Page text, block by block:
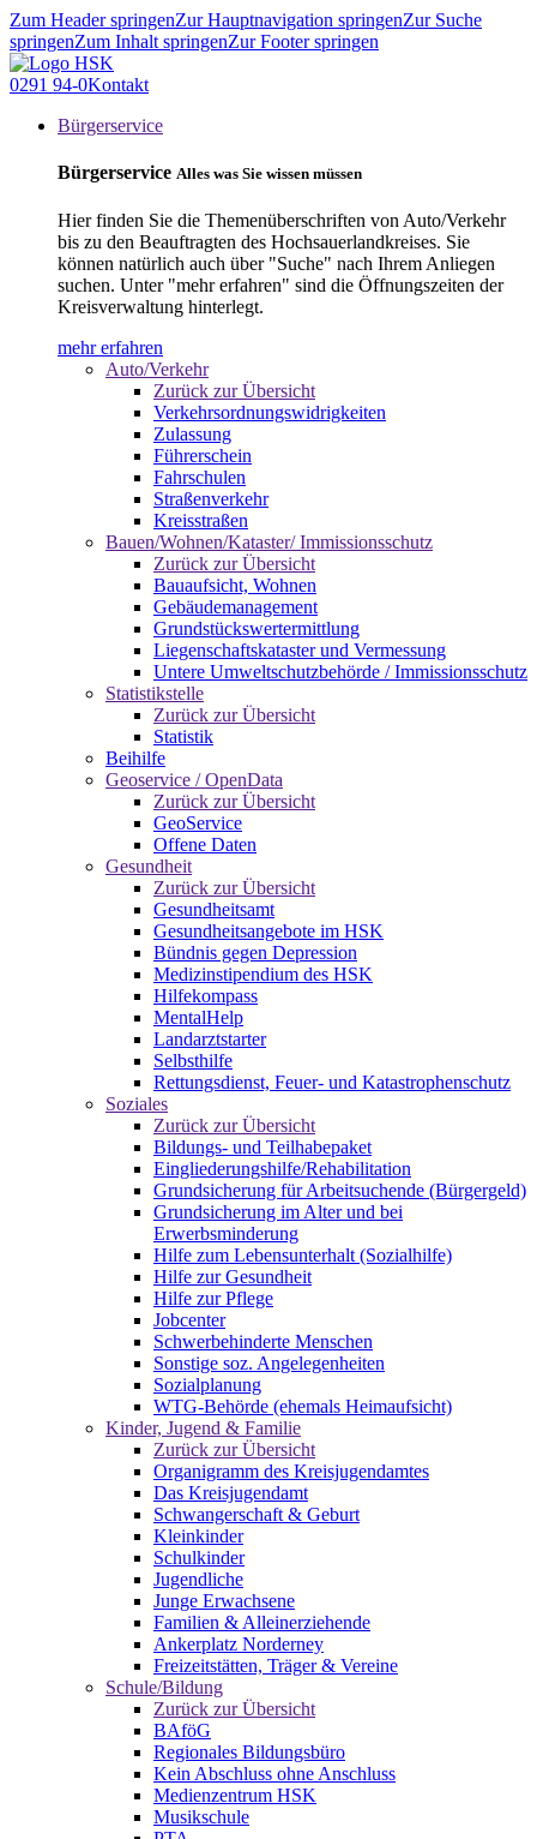
Zum Header springenZur Hauptnavigation springenZur Suche
springenZum Inhalt springenZur Footer springen
0291 94-0Kontakt
Bürgerservice
Bürgerservice Alles was Sie wissen müssen
Hier finden Sie die Themenüberschriften von Auto/Verkehr
bis zu den Beauftragten des Hochsauerlandkreises. Sie
können natürlich auch über "Suche" nach Ihrem Anliegen
suchen. Unter "mehr erfahren" sind die Öffnungszeiten der
Kreisverwaltung hinterlegt.
mehr erfahren
Auto/Verkehr
Zurück zur Übersicht
Verkehrsordnungswidrigkeiten
Zulassung
Führerschein
Fahrschulen
Straßenverkehr
Kreisstraßen
Bauen/Wohnen/Kataster/ Immissionsschutz
Zurück zur Übersicht
Bauaufsicht, Wohnen
Gebäudemanagement
Grundstückswertermittlung
Liegenschaftskataster und Vermessung
Untere Umweltschutzbehörde / Immissionsschutz
Statistikstelle
Zurück zur Übersicht
Statistik
Beihilfe
Geoservice / OpenData
Zurück zur Übersicht
GeoService
Offene Daten
Gesundheit
Zurück zur Übersicht
Gesundheitsamt
Gesundheitsangebote im HSK
Bündnis gegen Depression
Medizinstipendium des HSK
Hilfekompass
MentalHelp
Landarztstarter
Selbsthilfe
Rettungsdienst, Feuer- und Katastrophenschutz
Soziales
Zurück zur Übersicht
Bildungs- und Teilhabepaket
Eingliederungshilfe/Rehabilitation
Grundsicherung für Arbeitsuchende (Bürgergeld)
Grundsicherung im Alter und bei
Erwerbsminderung
Hilfe zum Lebensunterhalt (Sozialhilfe)
Hilfe zur Gesundheit
Hilfe zur Pflege
Jobcenter
Schwerbehinderte Menschen
Sonstige soz. Angelegenheiten
Sozialplanung
WTG-Behörde (ehemals Heimaufsicht)
Kinder, Jugend & Familie
Zurück zur Übersicht
Organigramm des Kreisjugendamtes
Das Kreisjugendamt
Schwangerschaft & Geburt
Kleinkinder
Schulkinder
Jugendliche
Junge Erwachsene
Familien & Alleinerziehende
Ankerplatz Norderney
Freizeitstätten, Träger & Vereine
Schule/Bildung
Zurück zur Übersicht
BAföG
Regionales Bildungsbüro
Kein Abschluss ohne Anschluss
Medienzentrum HSK
Musikschule